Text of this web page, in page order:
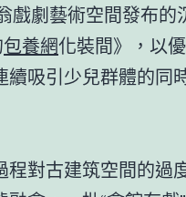
戲劇藝術空間發布的
包養網化裝間》，以
吸引少兒群體的同
對古建筑空間的過